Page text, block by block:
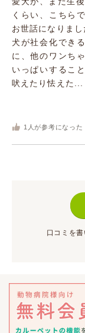
くらい、こちら
お世話になりまし
犬が社会化でき
に、他のワンち
いっぱいするこ
吠えたり怯えた...
1 人が参考になった
口コミを書